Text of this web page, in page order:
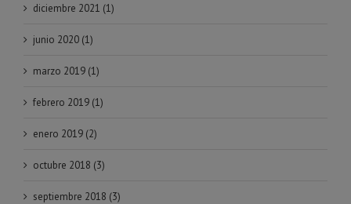
diciembre 2021 (1)
junio 2020 (1)
marzo 2019 (1)
febrero 2019 (1)
enero 2019 (2)
octubre 2018 (3)
septiembre 2018 (3)